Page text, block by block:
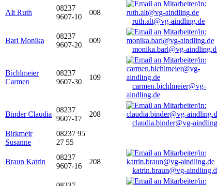
Alt Ruth
08237
9607-10
008
ruth.alt@vg-aindling.de
Barl Monika
08237
9607-20
009
monika.barl@vg-
Bichlmeier
Carmen
08237
9607-30
109
carmen.bichlmeier@vg-
aindling.de
Binder Claudia
08237
9607-17
208
claudia.binder@vg-
Birkmeir
Susanne
08237 95
27 55
Braun Katrin
08237
9607-16
208
katrin.braun@vg-